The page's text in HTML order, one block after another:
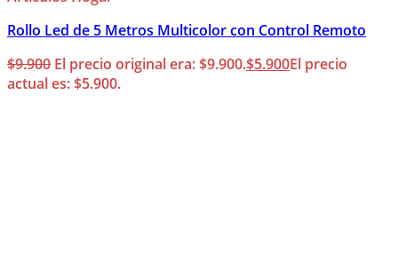
Rollo Led de 5 Metros Multicolor con Control Remoto
$9.900 El precio original era: $9.900.$5.900El precio
actual es: $5.900.